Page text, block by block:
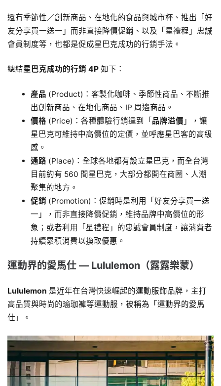
還有季節性／創新商品、在地化的食品與城市杯、推出「好
友分享買一送一」而非直接降價促銷、以及「星禮程」忠誠
會員制度等，也都是促成星巴克成功的行銷手法。
總結星巴克成功的行銷 4P 如下：
產品 (Product)：客製化咖啡、季節性商品、不斷推
出創新商品、在地化商品、IP 周邊商品。
價格 (Price)：各種體驗行銷達到「 品牌溢價 」，讓
星巴克可維持中高價位的定價，並呼應星巴客的高級
感。
通路 (Place)：全球各地都有設立星巴克，而全台灣
目前約有 560 間星巴克，大部分都開在商圈、人潮
聚集的地方。
促銷 (Promotion)：促銷時是利用「好友分享買一送
一」，而非直接降價促銷，維持品牌中高價位的形
象；或者利用「星禮程」的忠誠會員制度，讓消費者
持續累積消費以換取優惠。
運動界的愛馬仕 ― Lululemon（露露樂蒙）
Lululemon 是近年在台灣快速崛起的運動服飾品牌，主打
高品質與時尚的瑜珈褲等運動服，被稱為「運動界的愛馬
仕」。